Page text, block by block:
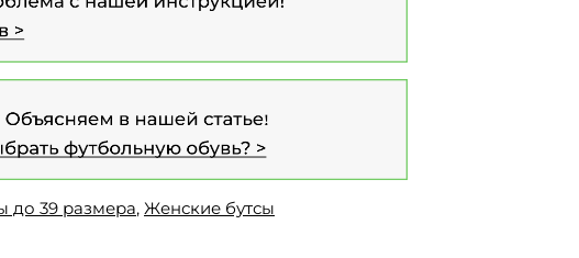
до 39 размера, Женские бутсы